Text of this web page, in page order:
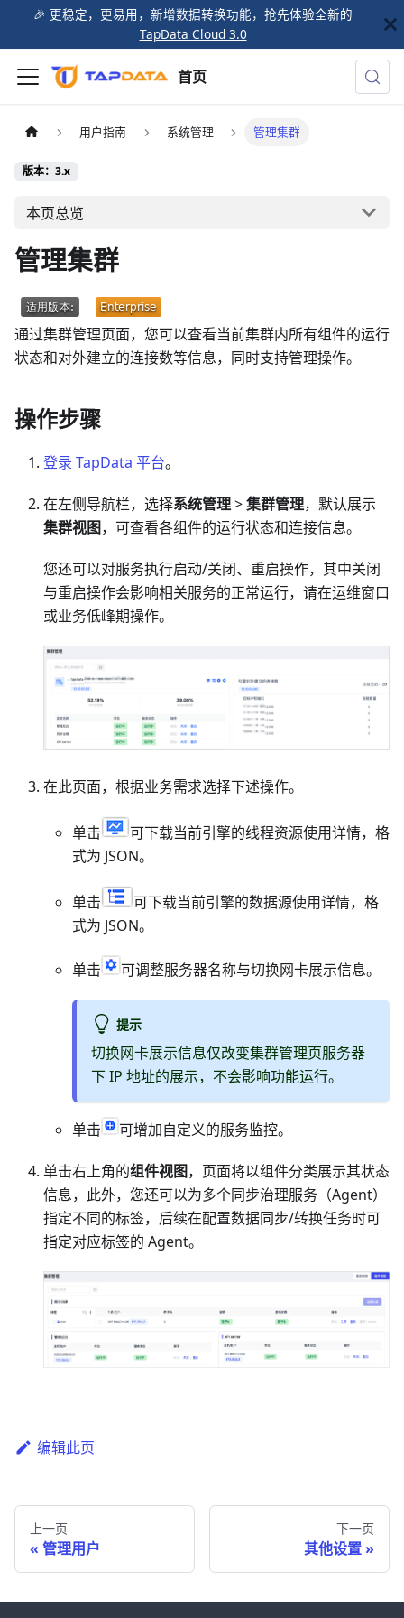
🎉️ 更稳定，更易用，新增数据转换功能，抢先体验全新的
TapData Cloud 3.0
首页
用户指南 系统管理 管理集群
版本：3.x
本页总览
管理集群
通过集群管理页面，您可以查看当前集群内所有组件的运行
状态和对外建立的连接数等信息，同时支持管理操作。
操作步骤
登录 TapData 平台。
在左侧导航栏，选择系统管理>集群管理，默认展示
集群视图，可查看各组件的运行状态和连接信息。
您还可以对服务执行启动/关闭、重启操作，其中关闭
与重启操作会影响相关服务的正常运行，请在运维窗口
或业务低峰期操作。
在此页面，根据业务需求选择下述操作。
单击
可下载当前引擎的线程资源使用详情，格
式为 JSON。
单击
可下载当前引擎的数据源使用详情，格
式为 JSON。
单击 可调整服务器名称与切换网卡展示信息。
提示
切换网卡展示信息仅改变集群管理页服务器
下 IP 地址的展示，不会影响功能运行。
单击 可增加自定义的服务监控。
单击右上角的组件视图，页面将以组件分类展示其状态
信息，此外，您还可以为多个同步治理服务（Agent）
指定不同的标签，后续在配置数据同步/转换任务时可
指定对应标签的 Agent。
编辑此页
上一页
管理用户
下一页
其他设置